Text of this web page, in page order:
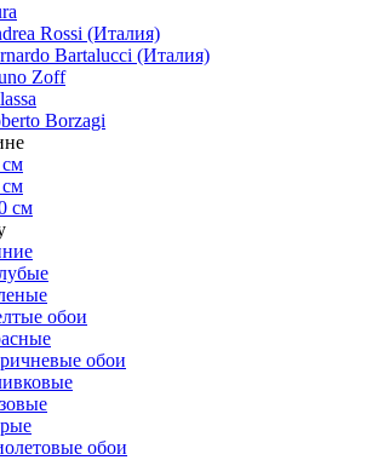
Rossi (Италия)
Bartalucci (Италия)
Zoff
Borzagi
см
см
см
обои
обои
обои